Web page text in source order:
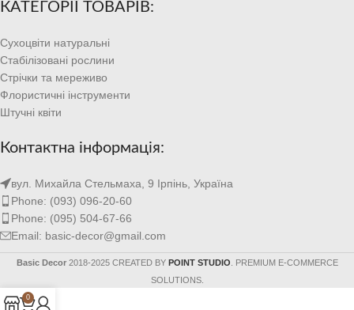
КАТЕГОРІЇ ТОВАРІВ:
Сухоцвіти натуральні
Стабілізовані рослини
Стрічки та мереживо
Флористичні інструменти
Штучні квіти
Контактна інформація:
вул. Михайла Стельмаха, 9 Ірпінь, Україна
Phone: (093) 096-20-60
Phone: (095) 504-67-66
Email: basic-decor@gmail.com
Basic Decor 2018-2025 CREATED BY POINT STUDIO . PREMIUM E-COMMERCE
SOLUTIONS.
0